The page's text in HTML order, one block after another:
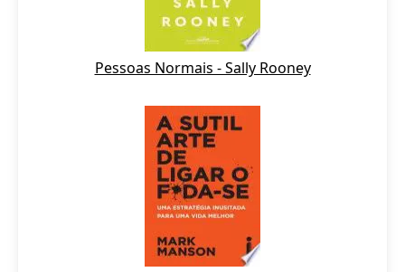
Pessoas Normais - Sally Rooney